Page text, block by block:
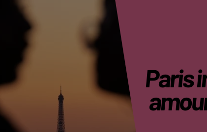
Paris